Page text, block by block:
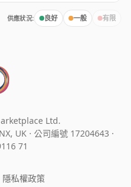
供應狀況: 良好 一般 有限
Ltd.
UK · 公司編號 17204643 ·
71
隱私權政策